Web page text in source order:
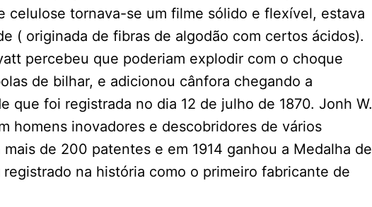
celulose tornava-se um filme sólido e flexível, estava
( originada de fibras de algodão com certos ácidos).
percebeu que poderiam explodir com o choque
de bilhar, e adicionou cânfora chegando a
que foi registrada no dia 12 de julho de 1870. Jonh W.
homens inovadores e descobridores de vários
de 200 patentes e em 1914 ganhou a Medalha de
na história como o primeiro fabricante de